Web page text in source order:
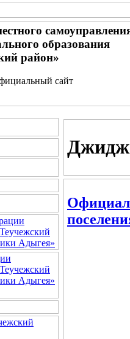
образования
район»
сайт
Адыгея»
Адыгея»